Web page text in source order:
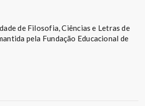
de Filosofia, Ciências e Letras de
pela Fundação Educacional de